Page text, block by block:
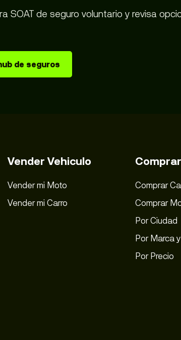
SOAT de seguro voluntario y revisa
de seguros
Vender Vehiculo
Vender mi Moto
Vender mi Carro
Comprar
Comprar
Por Ciudad
Por Marca
Por Precio